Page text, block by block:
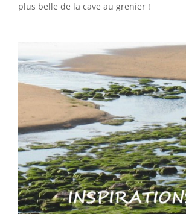
plus belle de la cave au grenier !